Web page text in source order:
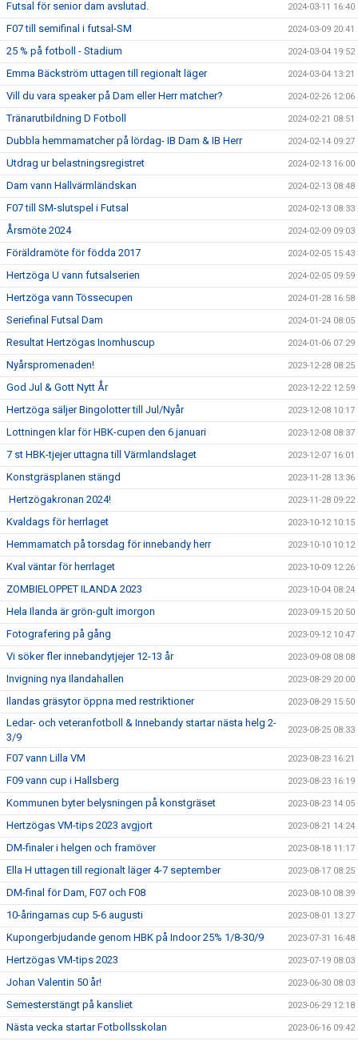
Futsal för senior dam avslutad. 2024-03-11 16:40
F07 till semifinal i futsal-SM 2024-03-09 20:41
25 % på fotboll - Stadium 2024-03-04 19:52
Emma Bäckström uttagen till regionalt läger 2024-03-04 13:21
Vill du vara speaker på Dam eller Herr matcher? 2024-02-26 12:06
Tränarutbildning D Fotboll 2024-02-21 08:51
Dubbla hemmamatcher på lördag- IB Dam & IB Herr 2024-02-14 09:27
Utdrag ur belastningsregistret 2024-02-13 16:00
Dam vann Hallvärmländskan 2024-02-13 08:48
F07 till SM-slutspel i Futsal 2024-02-13 08:33
Årsmöte 2024 2024-02-09 09:03
Föräldramöte för födda 2017 2024-02-05 15:43
Hertzöga U vann futsalserien 2024-02-05 09:59
Hertzöga vann Tössecupen 2024-01-28 16:58
Seriefinal Futsal Dam 2024-01-24 08:05
Resultat Hertzögas Inomhuscup 2024-01-06 07:29
Nyårspromenaden! 2023-12-28 08:25
God Jul & Gott Nytt År 2023-12-22 12:59
Hertzöga säljer Bingolotter till Jul/Nyår 2023-12-08 10:17
Lottningen klar för HBK-cupen den 6 januari 2023-12-08 08:37
7 st HBK-tjejer uttagna till Värmlandslaget 2023-12-07 16:01
Konstgräsplanen stängd 2023-11-28 13:36
Hertzögakronan 2024! 2023-11-28 09:22
Kvaldags för herrlaget 2023-10-12 10:15
Hemmamatch på torsdag för innebandy herr 2023-10-10 10:12
Kval väntar för herrlaget 2023-10-09 12:26
ZOMBIELOPPET ILANDA 2023 2023-10-04 08:24
Hela Ilanda är grön-gult imorgon 2023-09-15 20:50
Fotografering på gång 2023-09-12 10:47
Vi söker fler innebandytjejer 12-13 år 2023-09-08 08:08
Invigning nya Ilandahallen 2023-08-29 20:00
Ilandas gräsytor öppna med restriktioner 2023-08-29 15:50
Ledar- och veteranfotboll & Innebandy startar nästa helg 2-
3/9
2023-08-25 08:33
F07 vann Lilla VM 2023-08-23 16:21
F09 vann cup i Hallsberg 2023-08-23 16:19
Kommunen byter belysningen på konstgräset 2023-08-23 14:05
Hertzögas VM-tips 2023 avgjort 2023-08-21 14:24
DM-finaler i helgen och framöver 2023-08-18 11:17
Ella H uttagen till regionalt läger 4-7 september 2023-08-17 08:25
DM-final för Dam, F07 och F08 2023-08-10 08:39
10-åringarnas cup 5-6 augusti 2023-08-01 13:27
Kupongerbjudande genom HBK på Indoor 25% 1/8-30/9 2023-07-31 16:48
Hertzögas VM-tips 2023 2023-07-19 08:03
Johan Valentin 50 år! 2023-06-30 08:03
Semesterstängt på kansliet 2023-06-29 12:18
Nästa vecka startar Fotbollsskolan 2023-06-16 09:42